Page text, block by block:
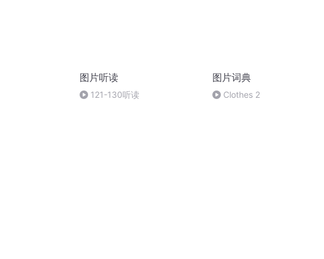
图片听读
121-130听读
图片词典
Clothes 2